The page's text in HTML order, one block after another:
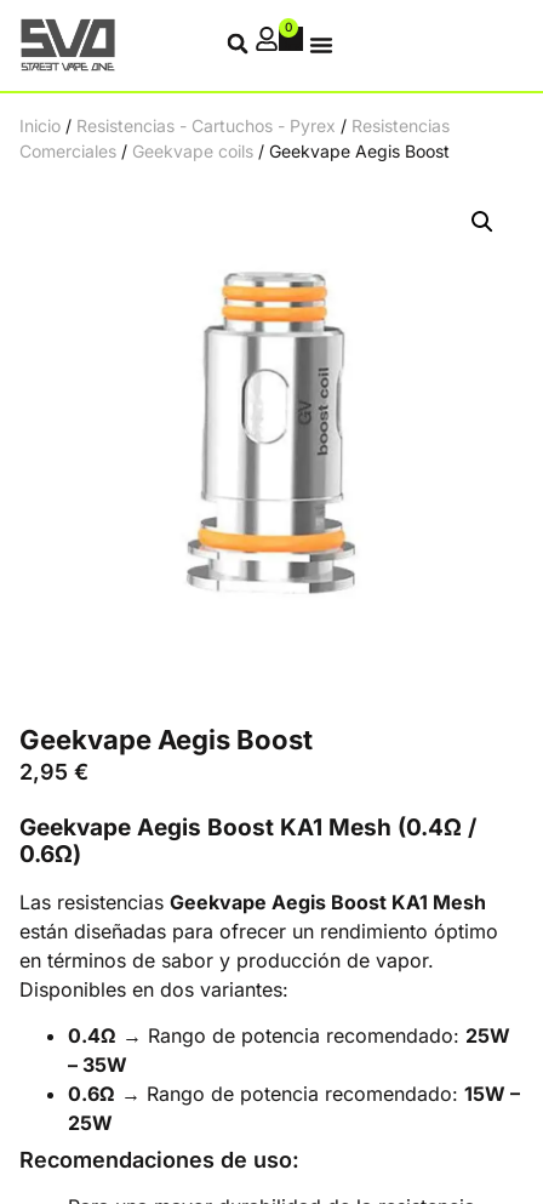
0
Inicio / Resistencias - Cartuchos - Pyrex / Resistencias
Comerciales / Geekvape coils / Geekvape Aegis Boost
Geekvape Aegis Boost
2,95 €
Geekvape Aegis Boost KA1 Mesh (0.4Ω /
0.6Ω)
Las resistencias Geekvape Aegis Boost KA1 Mesh
están diseñadas para ofrecer un rendimiento óptimo
en términos de sabor y producción de vapor.
Disponibles en dos variantes:
0.4Ω → Rango de potencia recomendado: 25W
– 35W
0.6Ω → Rango de potencia recomendado: 15W –
25W
Recomendaciones de uso: